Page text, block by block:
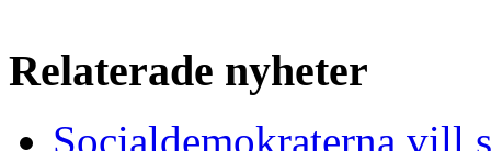
Relaterade nyheter
Socialdemokraterna vill